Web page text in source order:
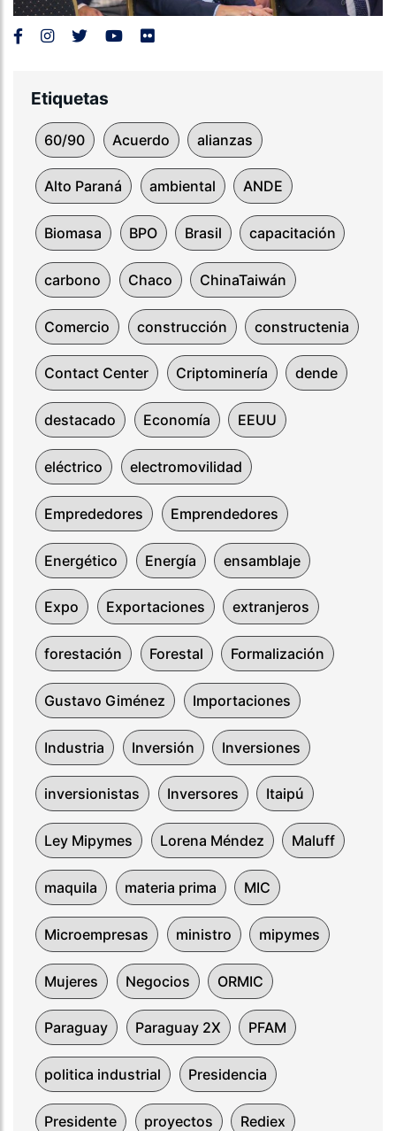
Etiquetas
60/90 Acuerdo alianzas
Alto Paraná ambiental ANDE
Biomasa BPO Brasil capacitación
carbono Chaco ChinaTaiwán
Comercio construcción constructenia
Contact Center Criptominería dende
destacado Economía EEUU
eléctrico electromovilidad
Emprededores Emprendedores
Energético Energía ensamblaje
Expo Exportaciones extranjeros
forestación Forestal Formalización
Gustavo Giménez Importaciones
Industria Inversión Inversiones
inversionistas Inversores Itaipú
Ley Mipymes Lorena Méndez Maluff
maquila materia prima MIC
Microempresas ministro mipymes
Mujeres Negocios ORMIC
Paraguay Paraguay 2X PFAM
politica industrial Presidencia
Presidente proyectos Rediex